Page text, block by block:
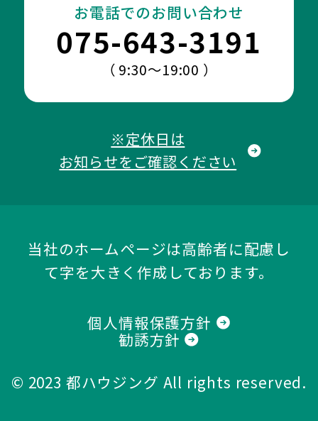
お電話でのお問い合わせ
075-643-3191
（ 9:30～19:00 ）
※定休日は
お知らせをご確認ください
当社のホームページは高齢者に配慮し
て字を大きく作成しております。
個人情報保護方針
勧誘方針
© 2023 都ハウジング All rights reserved.